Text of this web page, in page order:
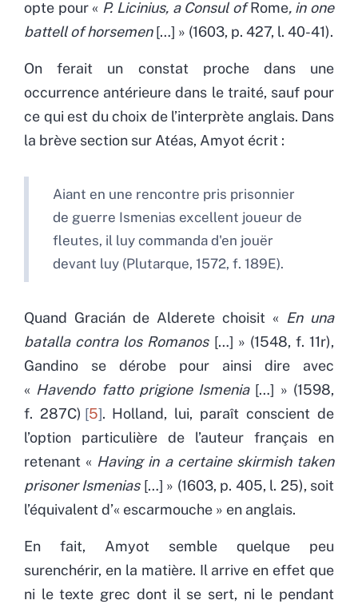
opte pour « P. Licinius, a Consul ofRome, in one
battell of horsemen[…] » (1603, p. 427, l. 40-41).
On ferait un constat proche dans une
occurrence antérieure dans le traité, sauf pour
ce qui est du choix de l’interprète anglais. Dans
la brève section sur Atéas, Amyot écrit :
Aiant en une rencontre pris prisonnier
de guerre Ismenias excellent joueur de
fleutes, il luy commanda d'en jouër
devant luy (Plutarque, 1572, f. 189E).
Quand Gracián de Alderete choisit « En una
batalla contra los Romanos[…] » (1548, f. 11r),
Gandino se dérobe pour ainsi dire avec
« Havendo fatto prigione Ismenia[…] » (1598,
f. 287C) 5 . Holland, lui, paraît conscient de
l’option particulière de l’auteur français en
retenant « Having in a certaine skirmish taken
prisoner Ismenias[…] » (1603, p. 405, l. 25), soit
l’équivalent d’« escarmouche » en anglais.
En fait, Amyot semble quelque peu
surenchérir, en la matière. Il arrive en effet que
ni le texte grec dont il se sert, ni le pendant